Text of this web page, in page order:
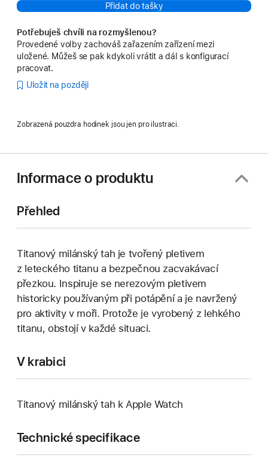
Přidat do tašky
Potřebuješ chvíli na rozmyšlenou?
Provedené volby zachováš zařazením zařízení mezi
uložené. Můžeš se pak kdykoli vrátit a dál s konfigurací
pracovat.
Uložit na později
Zobrazená pouzdra hodinek jsou jen pro ilustraci.
Informace o produktu
Přehled
Titanový milánský tah je tvořený pletivem
z leteckého titanu a bezpečnou zacvakávací
přezkou. Inspiruje se nerezovým pletivem
historicky používaným při potápění a je navržený
pro aktivity v moři. Protože je vyrobený z lehkého
titanu, obstojí v každé situaci.
V krabici
Titanový milánský tah k Apple Watch
Technické specifikace